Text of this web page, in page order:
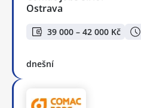
Ostrava
39 000 – 42 000 Kč
dnešní